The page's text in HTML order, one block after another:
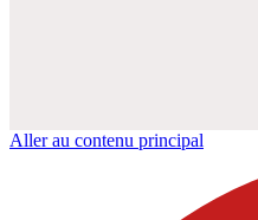
Aller au contenu principal